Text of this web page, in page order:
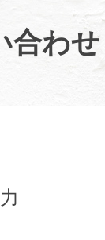
合わせ